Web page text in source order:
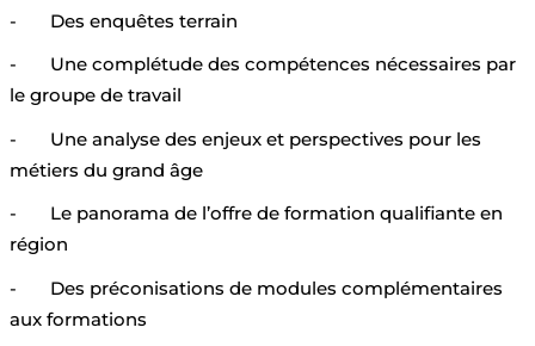
-
Des enquêtes terrain
-
Une complétude des compétences nécessaires par
le groupe de travail
-
Une analyse des enjeux et perspectives pour les
métiers du grand âge
-
Le panorama de l’offre de formation qualifiante en
région
-
Des préconisations de modules complémentaires
aux formations